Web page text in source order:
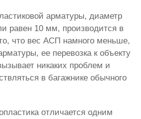
арматуры, диаметр
равен 10 мм, производится в
что вес АСП намного меньше,
ее перевозка к объекту
никаких проблем и
в багажнике обычного
отличается одним